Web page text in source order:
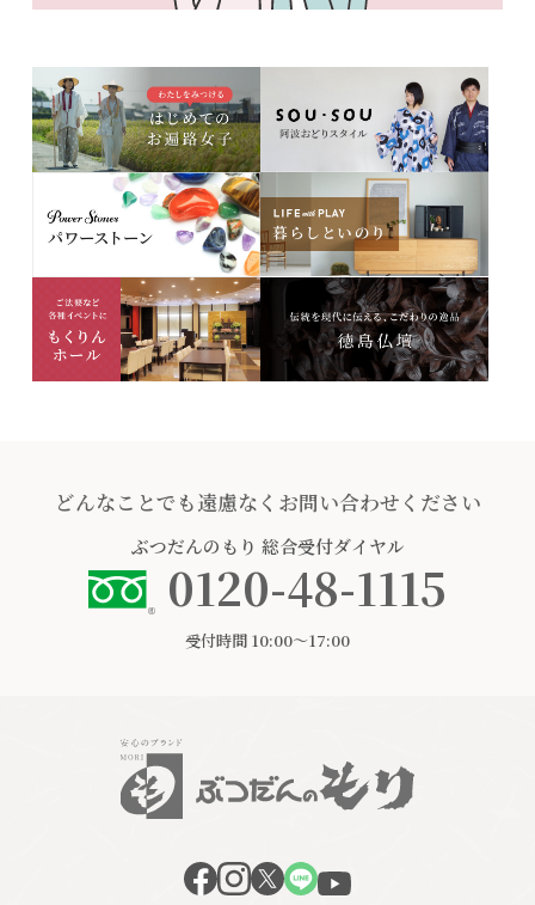
どんなことでも遠慮なくお問い合わせください
ぶつだんのもり 総合受付ダイヤル
0120-48-1115
受付時間 10:00〜17:00